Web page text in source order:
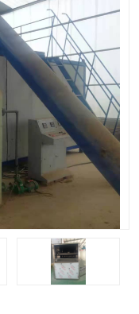
烘干酶体机
膜发酵
膜堆肥仓